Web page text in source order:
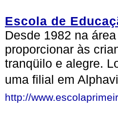
Escola de
Desde 1982 na
proporcionar às
tranqüilo e alegre.
uma filial em
http://